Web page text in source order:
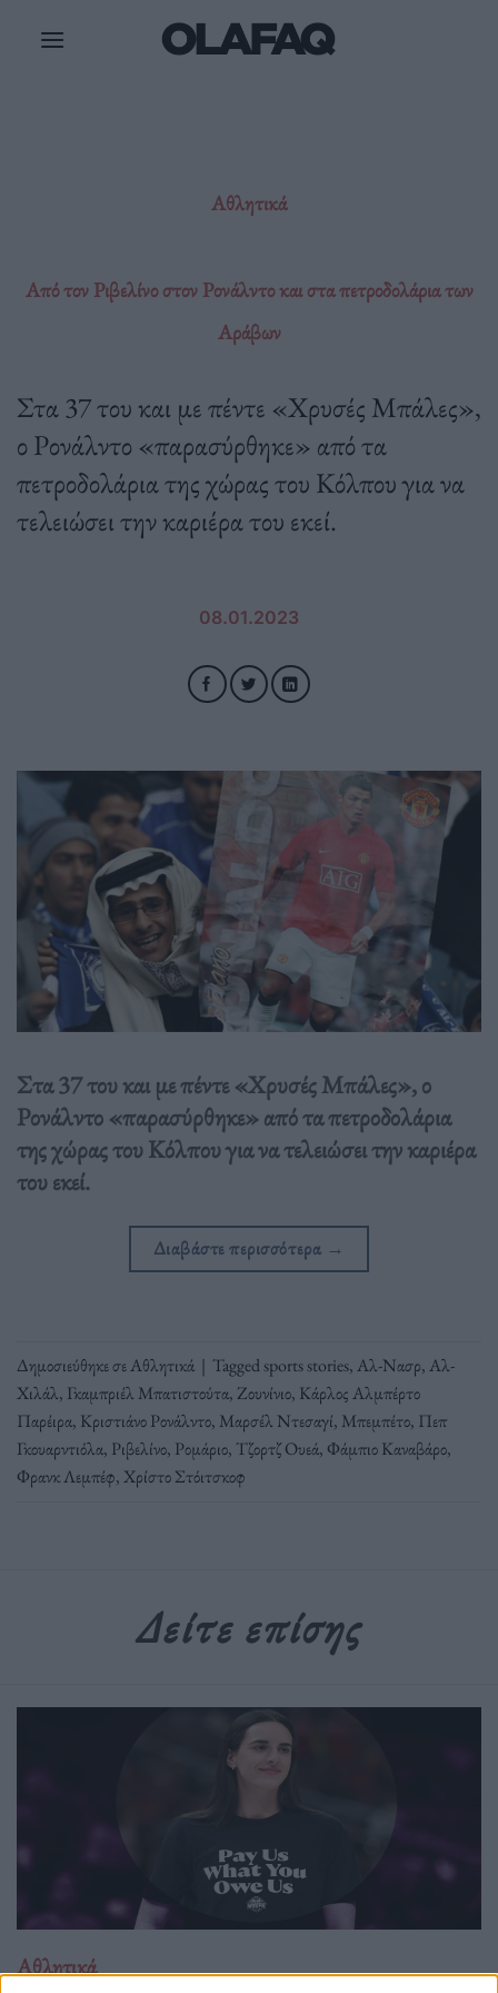
Αθλητικά
Από τον Ριβελίνο στον Ρονάλντο και στα πετροδολάρια των
Αράβων
Στα 37 του και με πέντε «Χρυσές Μπάλες»,
ο Ρονάλντο «παρασύρθηκε» από τα
πετροδολάρια της χώρας του Κόλπου για να
τελειώσει την καριέρα του εκεί.
08.01.2023
Στα 37 του και με πέντε «Χρυσές Μπάλες», ο
Ρονάλντο «παρασύρθηκε» από τα πετροδολάρια
της χώρας του Κόλπου για να τελειώσει την καριέρα
του εκεί.
Διαβάστε περισσότερα →
Δημοσιεύθηκε σεΑθλητικά | Taggedsports stories,Αλ-Νασρ,Αλ-
Χιλάλ, Γκαμπριέλ Μπατιστούτα,Ζουνίνιο, Κάρλος Αλμπέρτο
Παρέιρα, Κριστιάνο Ρονάλντο, Μαρσέλ Ντεσαγί, Μπεμπέτο, Πεπ
Γκουαρντιόλα, Ριβελίνο, Ρομάριο, Τζορτζ Ουεά, Φάμπιο Καναβάρο,
Φρανκ Λεμπέφ,Χρίστο Στόιτσκοφ
Δείτε επίσης
Αθλητικά